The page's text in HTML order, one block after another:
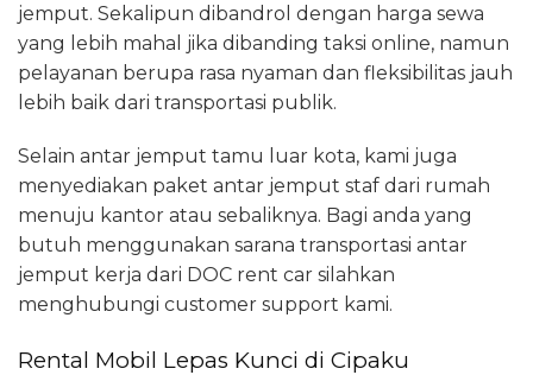
jemput. Sekalipun dibandrol dengan harga sewa
yang lebih mahal jika dibanding taksi online, namun
pelayanan berupa rasa nyaman dan fleksibilitas jauh
lebih baik dari transportasi publik.
Selain antar jemput tamu luar kota, kami juga
menyediakan paket antar jemput staf dari rumah
menuju kantor atau sebaliknya. Bagi anda yang
butuh menggunakan sarana transportasi antar
jemput kerja dari DOC rent car silahkan
menghubungi customer support kami.
Rental Mobil Lepas Kunci di Cipaku